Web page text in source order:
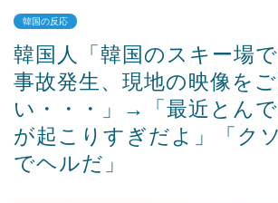
Powered by livedoor 相互RSS
韓国の反応
韓国人「韓国のスキー場
事故発生、現地の映像を
い・・・」→「最近とん
が起こりすぎだよ」「ク
でヘルだ」